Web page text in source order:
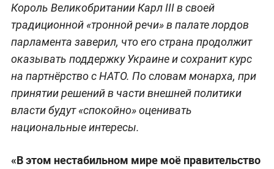
Король Великобритании Карл III в своей
традиционной «тронной речи» в палате лордов
парламента заверил, что его страна продолжит
оказывать поддержку Украине и сохранит курс
на партнёрство с НАТО. По словам монарха, при
принятии решений в части внешней политики
власти будут «спокойно» оценивать
национальные интересы.
«В этом нестабильном мире моё правительство